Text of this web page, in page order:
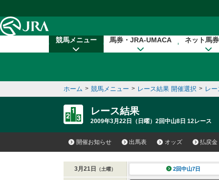
競馬メニュー 馬券・JRA-UMACA ネット馬
ホーム > 競馬メニュー > レース結果 開催選択 > レ
レース結果
2009年3月22日（日曜）2回中山8日 12レース
開催お知らせ 出馬表 オッズ 払戻金
3月21日 （土曜） 2回中山7日